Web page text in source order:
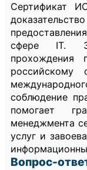
Сертификат
сфере IT.
прохождения
российскому
соблюдение
помогает
менеджмента
услуг и
Вопрос-